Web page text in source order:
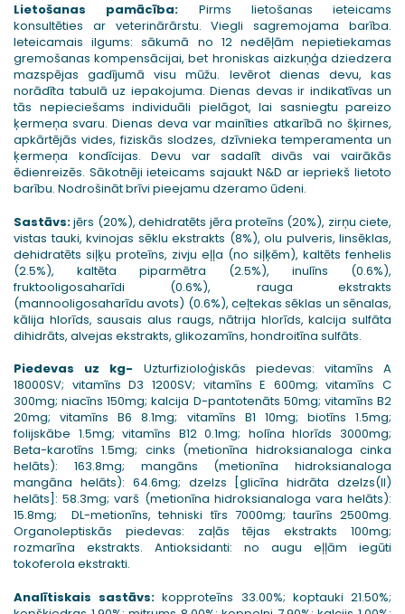
Lietošanas pamācība: Pirms lietošanas ieteicams
konsultēties ar veterinārārstu. Viegli sagremojama barība.
Ieteicamais ilgums: sākumā no 12 nedēļām nepietiekamas
gremošanas kompensācijai, bet hroniskas aizkuņģa dziedzera
mazspējas gadījumā visu mūžu. Ievērot dienas devu, kas
norādīta tabulā uz iepakojuma. Dienas devas ir indikatīvas un
tās nepieciešams individuāli pielāgot, lai sasniegtu pareizo
ķermeņa svaru. Dienas deva var mainīties atkarībā no šķirnes,
apkārtējās vides, fiziskās slodzes, dzīvnieka temperamenta un
ķermeņa kondīcijas. Devu var sadalīt divās vai vairākās
ēdienreizēs. Sākotnēji ieteicams sajaukt N&D ar iepriekš lietoto
barību. Nodrošināt brīvi pieejamu dzeramo ūdeni.
Sastāvs:jērs (20%), dehidratēts jēra proteīns (20%), zirņu ciete,
vistas tauki, kvinojas sēklu ekstrakts (8%), olu pulveris, linsēklas,
dehidratēts siļķu proteīns, zivju eļļa (no siļķēm), kaltēts fenhelis
(2.5%), kaltēta piparmētra (2.5%), inulīns (0.6%),
fruktooligosaharīdi (0.6%), rauga ekstrakts
(mannooligosaharīdu avots) (0.6%), ceļtekas sēklas un sēnalas,
kālija hlorīds, sausais alus raugs, nātrija hlorīds, kalcija sulfāta
dihidrāts, alvejas ekstrakts, glikozamīns, hondroitīna sulfāts.
Piedevas uz kg- Uzturfizioloģiskās piedevas: vitamīns A
18000SV; vitamīns D3 1200SV; vitamīns E 600mg; vitamīns C
300mg; niacīns 150mg; kalcija D-pantotenāts 50mg; vitamīns B2
20mg; vitamīns B6 8.1mg; vitamīns B1 10mg; biotīns 1.5mg;
folijskābe 1.5mg; vitamīns B12 0.1mg; holīna hlorīds 3000mg;
Beta-karotīns 1.5mg; cinks (metionīna hidroksianaloga cinka
helāts): 163.8mg; mangāns (metionīna hidroksianaloga
mangāna helāts): 64.6mg; dzelzs [glicīna hidrāta dzelzs(II)
helāts]: 58.3mg; varš (metionīna hidroksianaloga vara helāts):
15.8mg; DL-metionīns, tehniski tīrs 7000mg; taurīns 2500mg.
Organoleptiskās piedevas: zaļās tējas ekstrakts 100mg;
rozmarīna ekstrakts. Antioksidanti: no augu eļļām iegūti
tokoferola ekstrakti.
Analītiskais sastāvs: kopproteīns 33.00%; koptauki 21.50%;